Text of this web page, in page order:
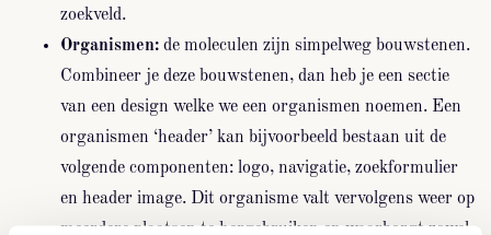
zoekveld.
Organismen: de moleculen zijn simpelweg bouwstenen.
Combineer je deze bouwstenen, dan heb je een sectie
van een design welke we een organismen noemen. Een
organismen ‘header’ kan bijvoorbeeld bestaan uit de
volgende componenten: logo, navigatie, zoekformulier
en header image. Dit organisme valt vervolgens weer op
meerdere plaatsen te hergebruiken en waarborgt zowel